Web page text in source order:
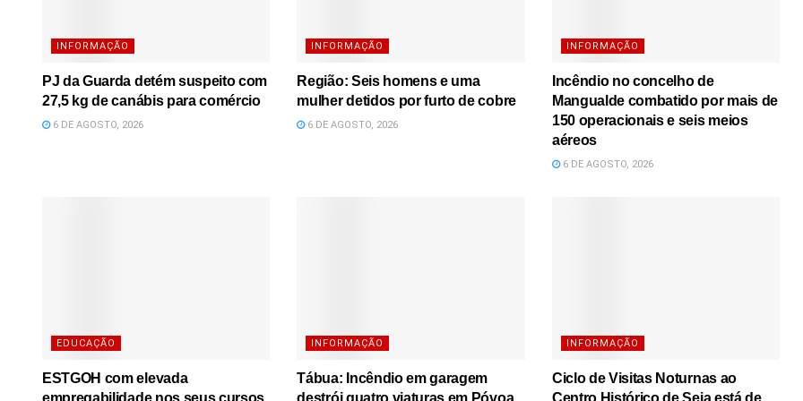
INFORMAÇÃO
PJ da Guarda detém suspeito com
27,5 kg de canábis para comércio
6 DE AGOSTO, 2026
INFORMAÇÃO
Região: Seis homens e uma
mulher detidos por furto de cobre
6 DE AGOSTO, 2026
INFORMAÇÃO
Incêndio no concelho de
Mangualde combatido por mais de
150 operacionais e seis meios
aéreos
6 DE AGOSTO, 2026
EDUCAÇÃO
ESTGOH com elevada
empregabilidade nos seus cursos,
INFORMAÇÃO
Tábua: Incêndio em garagem
destrói quatro viaturas em Póvoa
INFORMAÇÃO
Ciclo de Visitas Noturnas ao
Centro Histórico de Seia está de